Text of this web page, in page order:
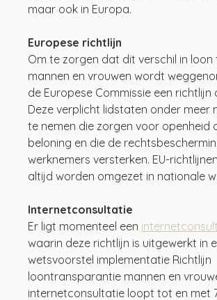
maar ook in Europa.
Europese richtlijn
Om te zorgen dat dit verschil in loon
mannen en vrouwen wordt
de Europese Commissie een richtlijn
Deze verplicht lidstaten onder meer
te nemen die zorgen voor openheid
beloning en die de
werknemers versterken. EU-
altijd worden omgezet in nationale
Internetconsultatie
Er ligt momenteel een
waarin deze richtlijn is uitgewerkt in
wetsvoorstel implementatie Richtlijn
loontransparantie mannen en
internetconsultatie loopt tot en met